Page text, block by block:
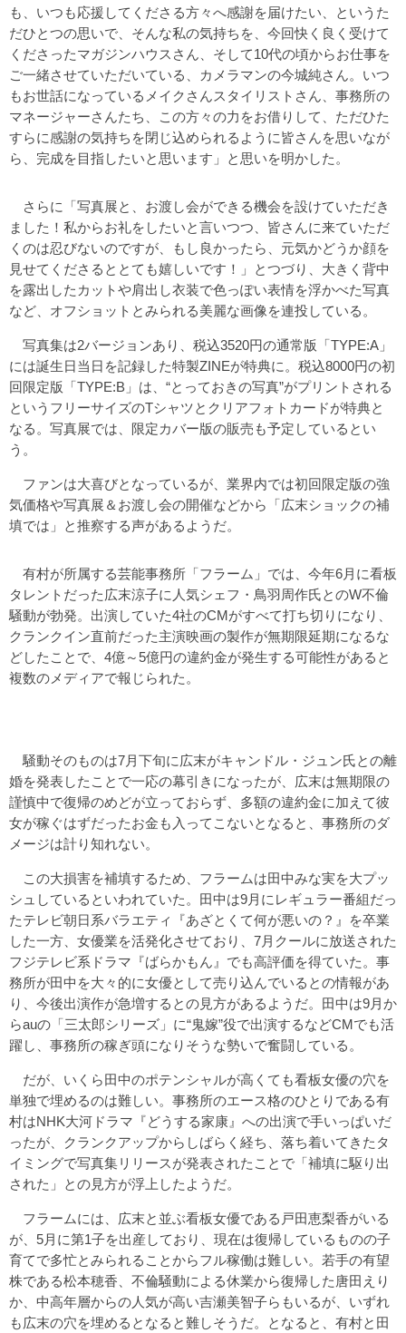
も、いつも応援してくださる方々へ感謝を届けたい、というた
だひとつの思いで、そんな私の気持ちを、今回快く良く受けて
くださったマガジンハウスさん、そして10代の頃からお仕事を
ご一緒させていただいている、カメラマンの今城純さん。いつ
もお世話になっているメイクさんスタイリストさん、事務所の
マネージャーさんたち、この方々の力をお借りして、ただひた
すらに感謝の気持ちを閉じ込められるように皆さんを思いなが
ら、完成を目指したいと思います」と思いを明かした。
さらに「写真展と、お渡し会ができる機会を設けていただき
ました！私からお礼をしたいと言いつつ、皆さんに来ていただ
くのは忍びないのですが、もし良かったら、元気かどうか顔を
見せてくださるととても嬉しいです！」とつづり、大きく背中
を露出したカットや肩出し衣装で色っぽい表情を浮かべた写真
など、オフショットとみられる美麗な画像を連投している。
写真集は2バージョンあり、税込3520円の通常版「TYPE:A」
には誕生日当日を記録した特製ZINEが特典に。税込8000円の初
回限定版「TYPE:B」は、“とっておきの写真”がプリントされる
というフリーサイズのTシャツとクリアフォトカードが特典と
なる。写真展では、限定カバー版の販売も予定しているとい
う。
ファンは大喜びとなっているが、業界内では初回限定版の強
気価格や写真展＆お渡し会の開催などから「広末ショックの補
填では」と推察する声があるようだ。
有村が所属する芸能事務所「フラーム」では、今年6月に看板
タレントだった広末涼子に人気シェフ・鳥羽周作氏とのW不倫
騒動が勃発。出演していた4社のCMがすべて打ち切りになり、
クランクイン直前だった主演映画の製作が無期限延期になるな
どしたことで、4億～5億円の違約金が発生する可能性があると
複数のメディアで報じられた。
騒動そのものは7月下旬に広末がキャンドル・ジュン氏との離
婚を発表したことで一応の幕引きになったが、広末は無期限の
謹慎中で復帰のめどが立っておらず、多額の違約金に加えて彼
女が稼ぐはずだったお金も入ってこないとなると、事務所のダ
メージは計り知れない。
この大損害を補填するため、フラームは田中みな実を大プッ
シュしているといわれていた。田中は9月にレギュラー番組だっ
たテレビ朝日系バラエティ『あざとくて何が悪いの？』を卒業
した一方、女優業を活発化させており、7月クールに放送された
フジテレビ系ドラマ『ばらかもん』でも高評価を得ていた。事
務所が田中を大々的に女優として売り込んでいるとの情報があ
り、今後出演作が急増するとの見方があるようだ。田中は9月か
らauの「三太郎シリーズ」に“鬼嫁”役で出演するなどCMでも活
躍し、事務所の稼ぎ頭になりそうな勢いで奮闘している。
だが、いくら田中のポテンシャルが高くても看板女優の穴を
単独で埋めるのは難しい。事務所のエース格のひとりである有
村はNHK大河ドラマ『どうする家康』への出演で手いっぱいだ
ったが、クランクアップからしばらく経ち、落ち着いてきたタ
イミングで写真集リリースが発表されたことで「補填に駆り出
された」との見方が浮上したようだ。
フラームには、広末と並ぶ看板女優である戸田恵梨香がいる
が、5月に第1子を出産しており、現在は復帰しているものの子
育てで多忙とみられることからフル稼働は難しい。若手の有望
株である松本穂香、不倫騒動による休業から復帰した唐田えり
か、中高年層からの人気が高い吉瀬美智子らもいるが、いずれ
も広末の穴を埋めるとなると難しそうだ。となると、有村と田